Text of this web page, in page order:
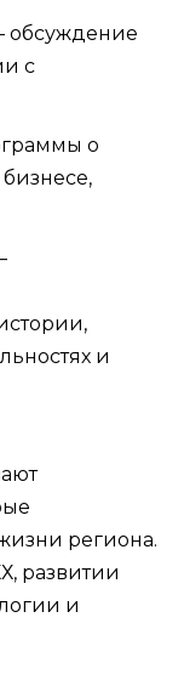
обсуждение
с
о
и
региона.
развитии
и